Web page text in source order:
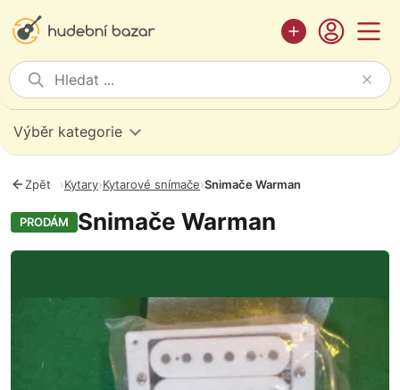
Výběr kategorie
Zpět ›Kytary›Kytarové snímače›Snimače Warman
PRODÁM Snimače Warman
Fotografie